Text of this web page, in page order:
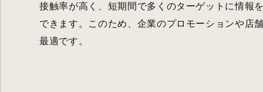
接触率が高く、短期間で多くのターゲットに情報
できます。このため、企業のプロモーションや店
最適です。